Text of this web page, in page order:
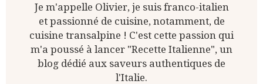
Je m'appelle Olivier, je suis franco-italien
et passionné de cuisine, notamment, de
cuisine transalpine ! C'est cette passion qui
m'a poussé à lancer "Recette Italienne", un
blog dédié aux saveurs authentiques de
l'Italie.